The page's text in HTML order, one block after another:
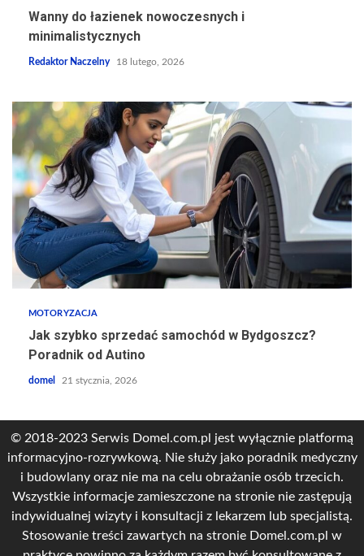
Wanny do łazienek nowoczesnych i
minimalistycznych
Redaktor Naczelny 18 lutego, 2026
MOTORYZACJA
Jak szybko sprzedać samochód w Bydgoszcz?
Poradnik od Autino
domel 21 stycznia, 2026
© 2018-2023 Serwis Domel.com.pl jest wyłącznie platformą
informacyjno-rozrywkową. Nie służy jako poradnik medyczny
i budowlany oraz nie ma na celu obrażanie osób trzecich.
Wszystkie informacje zamieszczone na stronie nie zastępują
indywidualnej wizyty i konsultacji z lekarzem lub specjalistą.
Stosowanie treści zawartych na stronie Domel.com.pl w